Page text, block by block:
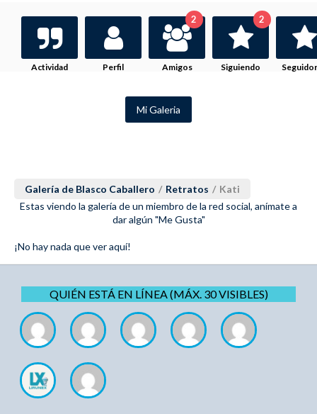
Actividad Perfil Amigos
2
Siguiendo
2
Mi Galeria
Galería de Blasco Caballero / Retratos / Kati
Estas viendo la galería de un miembro de la red social, anímate a
dar algún "Me Gusta"
¡No hay nada que ver aquí!
QUIÉN ESTÁ EN LÍNEA (MÁX. 30 VISIBLES)